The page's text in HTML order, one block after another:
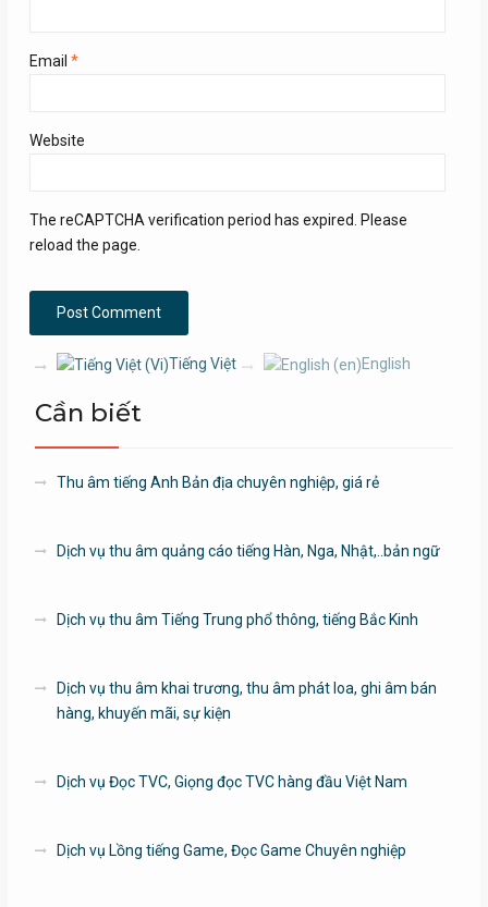
Email *
Website
The reCAPTCHA verification period has expired. Please
reload the page.
Tiếng Việt English
Cần biết
Thu âm tiếng Anh Bản địa chuyên nghiệp, giá rẻ
Dịch vụ thu âm quảng cáo tiếng Hàn, Nga, Nhật,..bản ngữ
Dịch vụ thu âm Tiếng Trung phổ thông, tiếng Bắc Kinh
Dịch vụ thu âm khai trương, thu âm phát loa, ghi âm bán
hàng, khuyến mãi, sự kiện
Dịch vụ Đọc TVC, Giọng đọc TVC hàng đầu Việt Nam
Dịch vụ Lồng tiếng Game, Đọc Game Chuyên nghiệp